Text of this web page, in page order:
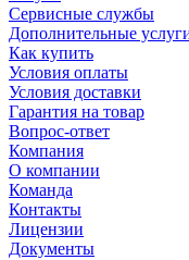
Сервисные службы
Дополнительные
Как купить
Условия оплаты
Условия доставки
Гарантия на товар
Вопрос-ответ
Компания
О компании
Команда
Контакты
Лицензии
Документы